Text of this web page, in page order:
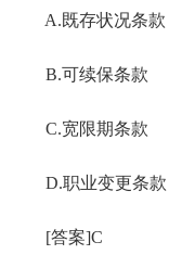
A.既存状况条款
B.可续保条款
C.宽限期条款
D.职业变更条款
[答案]C